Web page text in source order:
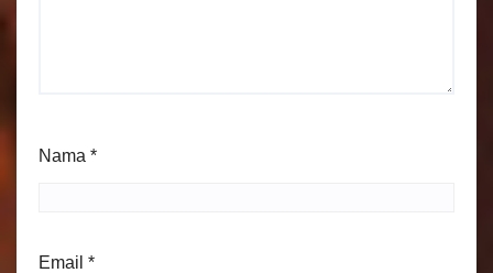
Nama *
Email *